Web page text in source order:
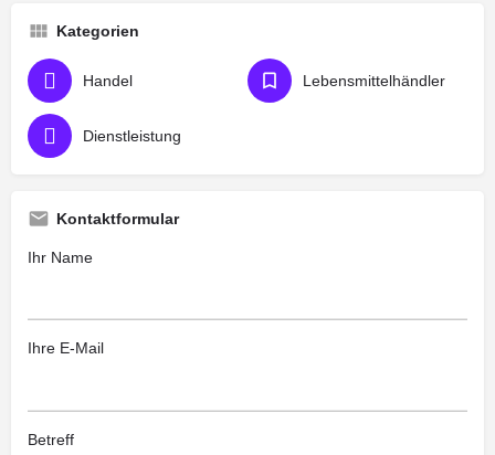
Kategorien
Handel Lebensmittelhändler
Dienstleistung
Kontaktformular
Ihr Name
Ihre E-Mail
Betreff